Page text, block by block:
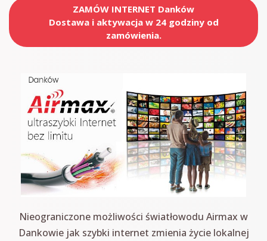
ZAMÓW INTERNET Danków
Dostawa i aktywacja w 24 godziny od
zamówienia.
Nieograniczone możliwości światłowodu Airmax w
Dankowie jak szybki internet zmienia życie lokalnej